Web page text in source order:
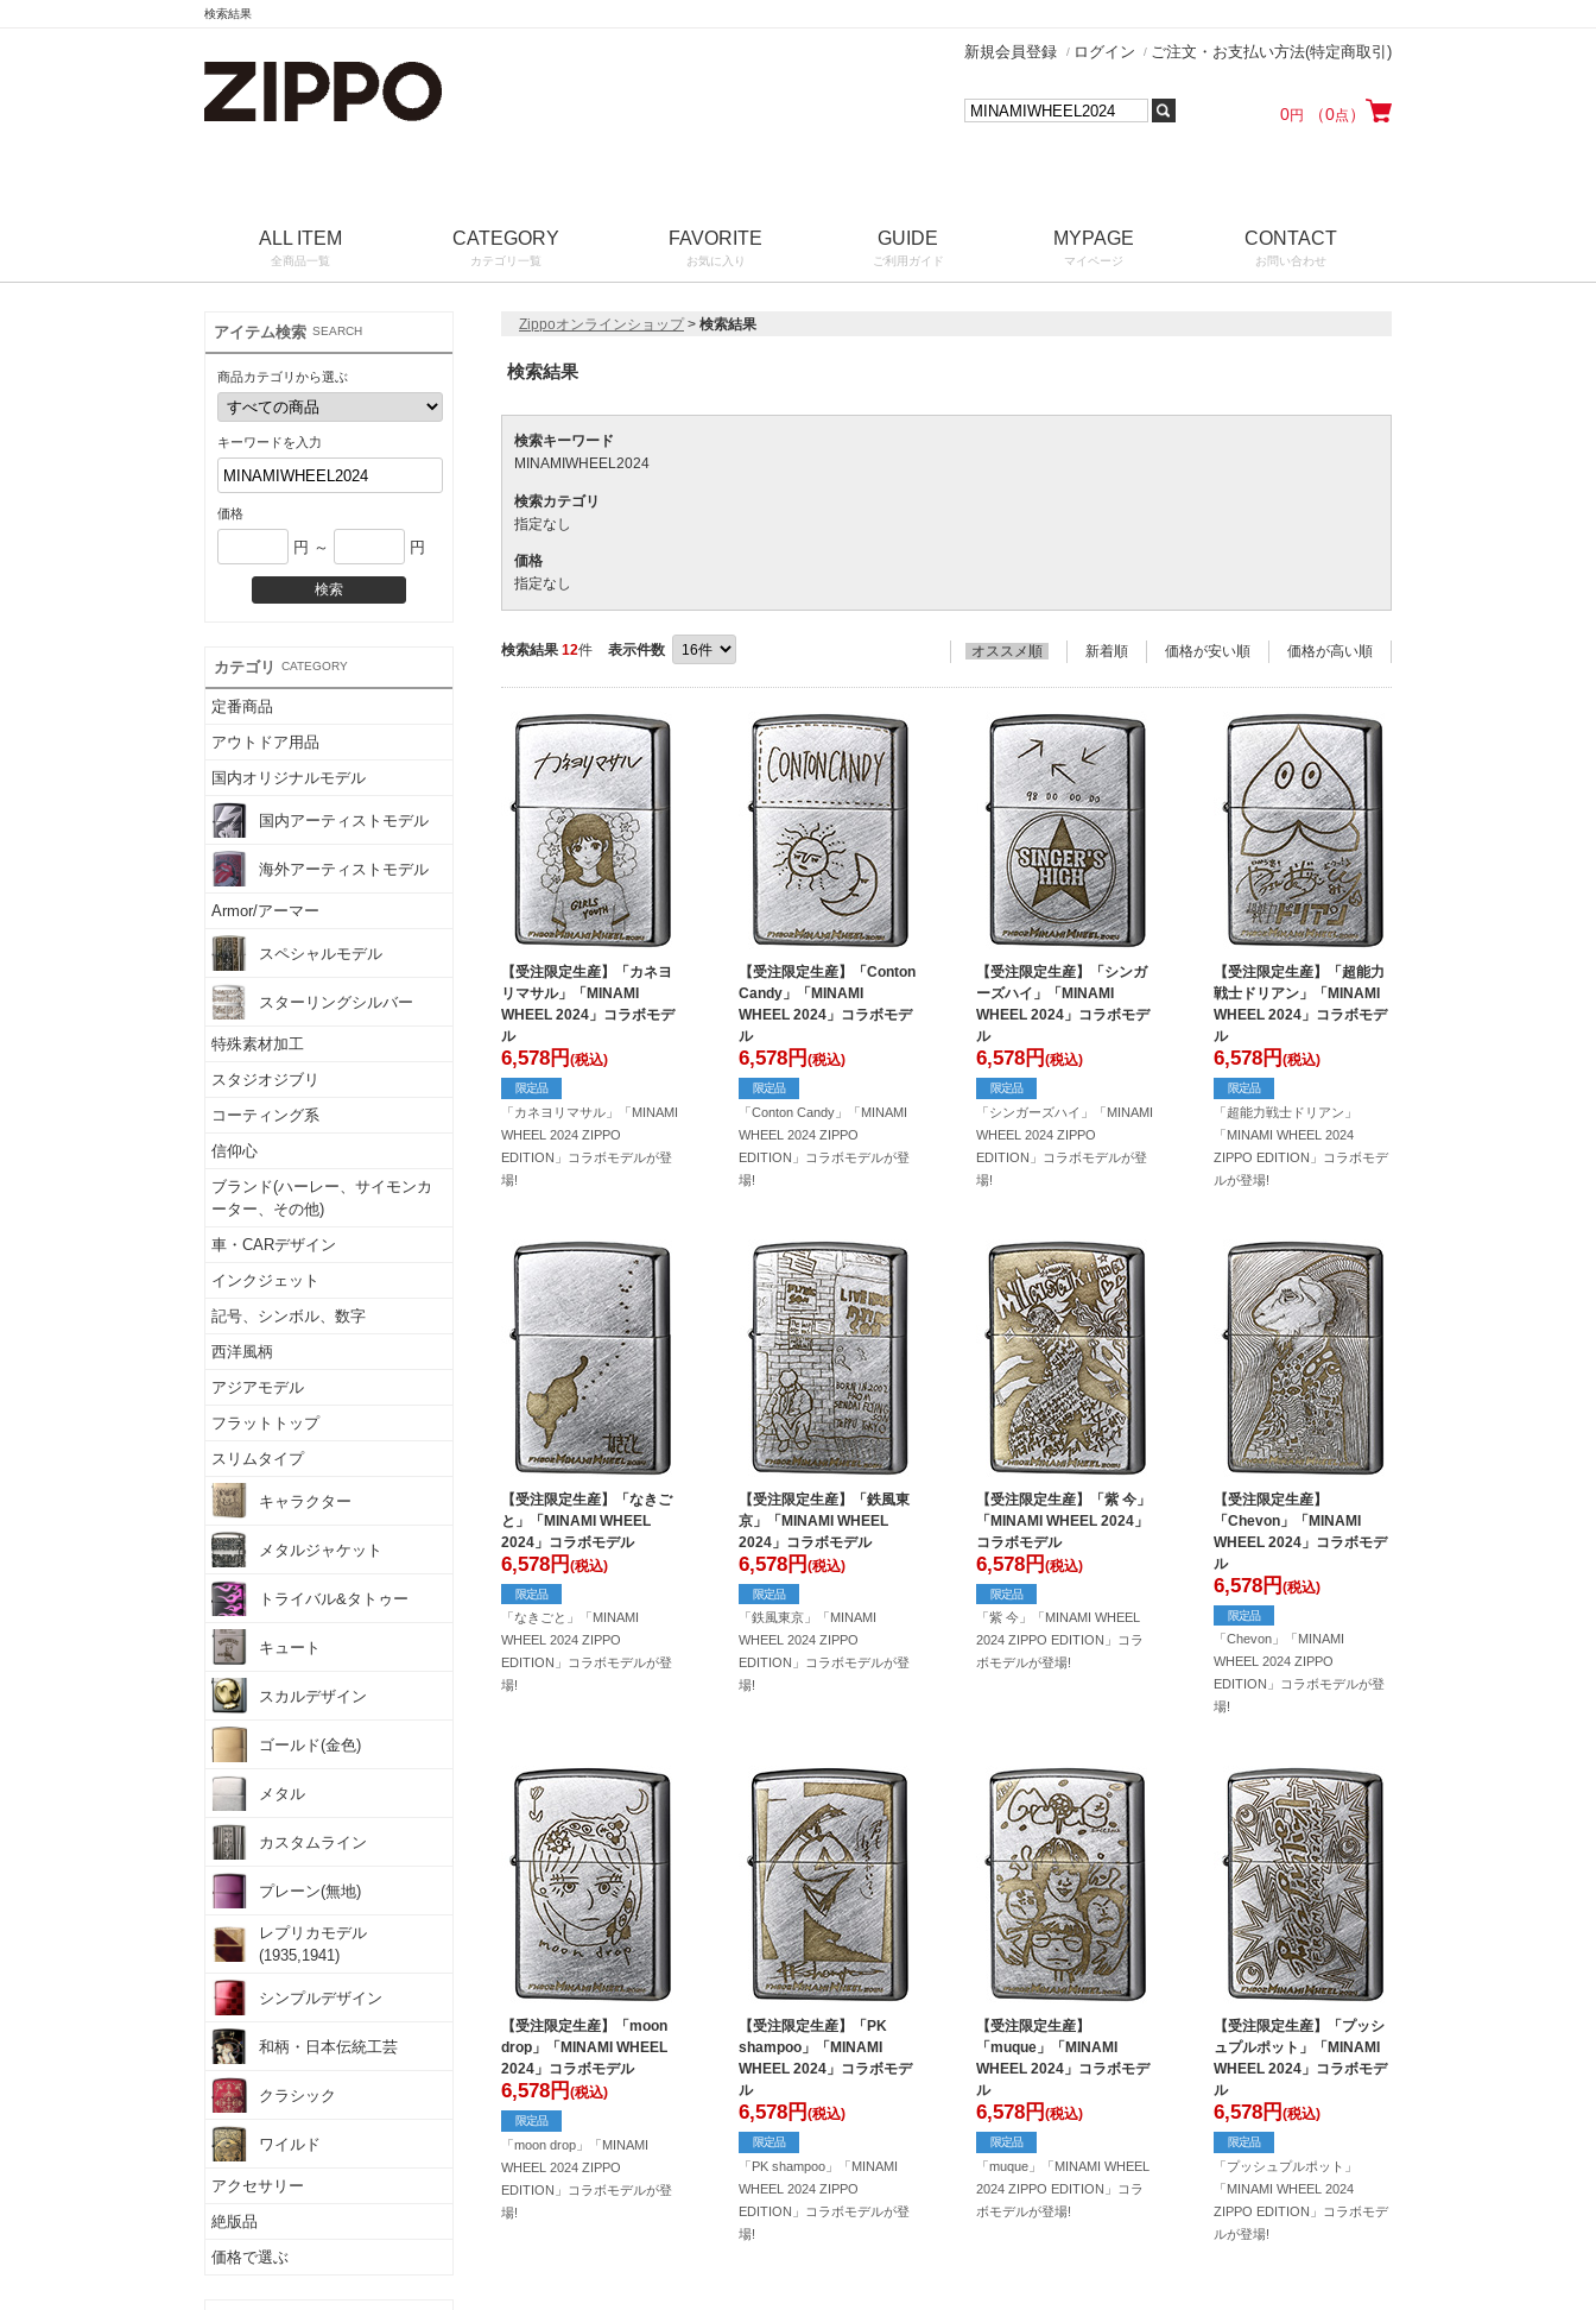
検索結果
新規会員登録 ログイン ご注文・お支払い方法(特定商取引)
0円 （0点 ）
ALL ITEM
全商品一覧
CATEGORY
カテゴリ一覧
FAVORITE
お気に入り
GUIDE
ご利用ガイド
MYPAGE
マイページ
CONTACT
お問い合わせ
アイテム検索 SEARCH
商品カテゴリから選ぶ
キーワードを入力
価格
円 ～ 円
カテゴリ CATEGORY
定番商品
アウトドア用品
国内オリジナルモデル
国内アーティストモデル
海外アーティストモデル
Armor/アーマー
スペシャルモデル
スターリングシルバー
特殊素材加工
スタジオジブリ
コーティング系
信仰心
ブランド(ハーレー、サイモンカ
ーター、その他)
車・CARデザイン
インクジェット
記号、シンボル、数字
西洋風柄
アジアモデル
フラットトップ
スリムタイプ
キャラクター
メタルジャケット
トライバル&タトゥー
キュート
スカルデザイン
ゴールド(金色)
メタル
カスタムライン
プレーン(無地)
レプリカモデル
(1935,1941)
シンプルデザイン
和柄・日本伝統工芸
クラシック
ワイルド
アクセサリー
絶版品
価格で選ぶ
Zippoオンラインショップ> 検索結果
検索結果
検索キーワード
MINAMIWHEEL2024
検索カテゴリ
指定なし
価格
指定なし
検索結果 12件 表示件数 オススメ順 新着順 価格が安い順 価格が高い順
【受注限定生産】「カネヨ
リマサル」「MINAMI
WHEEL 2024」コラボモデ
ル
6,578円 (税込)
限定品
「カネヨリマサル」「MINAMI
WHEEL 2024 ZIPPO
EDITION」コラボモデルが登
場!
【受注限定生産】「Conton
Candy」「MINAMI
WHEEL 2024」コラボモデ
ル
6,578円 (税込)
限定品
「Conton Candy」「MINAMI
WHEEL 2024 ZIPPO
EDITION」コラボモデルが登
場!
【受注限定生産】「シンガ
ーズハイ」「MINAMI
WHEEL 2024」コラボモデ
ル
6,578円 (税込)
限定品
「シンガーズハイ」「MINAMI
WHEEL 2024 ZIPPO
EDITION」コラボモデルが登
場!
【受注限定生産】「超能力
戦士ドリアン」「MINAMI
WHEEL 2024」コラボモデ
ル
6,578円 (税込)
限定品
「超能力戦士ドリアン」
「MINAMI WHEEL 2024
ZIPPO EDITION」コラボモデ
ルが登場!
【受注限定生産】「なきご
と」「MINAMI WHEEL
2024」コラボモデル
6,578円 (税込)
限定品
「なきごと」「MINAMI
WHEEL 2024 ZIPPO
EDITION」コラボモデルが登
場!
【受注限定生産】「鉄風東
京」「MINAMI WHEEL
2024」コラボモデル
6,578円 (税込)
限定品
「鉄風東京」「MINAMI
WHEEL 2024 ZIPPO
EDITION」コラボモデルが登
場!
【受注限定生産】「紫 今」
「MINAMI WHEEL 2024」
コラボモデル
6,578円 (税込)
限定品
「紫 今」「MINAMI WHEEL
2024 ZIPPO EDITION」コラ
ボモデルが登場!
【受注限定生産】
「Chevon」「MINAMI
WHEEL 2024」コラボモデ
ル
6,578円 (税込)
限定品
「Chevon」「MINAMI
WHEEL 2024 ZIPPO
EDITION」コラボモデルが登
場!
【受注限定生産】「moon
drop」「MINAMI WHEEL
2024」コラボモデル
6,578円 (税込)
限定品
「moon drop」「MINAMI
WHEEL 2024 ZIPPO
EDITION」コラボモデルが登
場!
【受注限定生産】「PK
shampoo」「MINAMI
WHEEL 2024」コラボモデ
ル
6,578円 (税込)
限定品
「PK shampoo」「MINAMI
WHEEL 2024 ZIPPO
EDITION」コラボモデルが登
場!
【受注限定生産】
「muque」「MINAMI
WHEEL 2024」コラボモデ
ル
6,578円 (税込)
限定品
「muque」「MINAMI WHEEL
2024 ZIPPO EDITION」コラ
ボモデルが登場!
【受注限定生産】「プッシ
ュプルポット」「MINAMI
WHEEL 2024」コラボモデ
ル
6,578円 (税込)
限定品
「プッシュプルポット」
「MINAMI WHEEL 2024
ZIPPO EDITION」コラボモデ
ルが登場!